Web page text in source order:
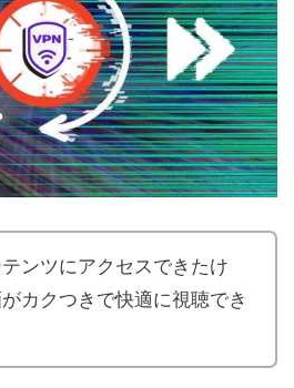
ンツにアクセスできたけ
カクつきで快適に視聴でき